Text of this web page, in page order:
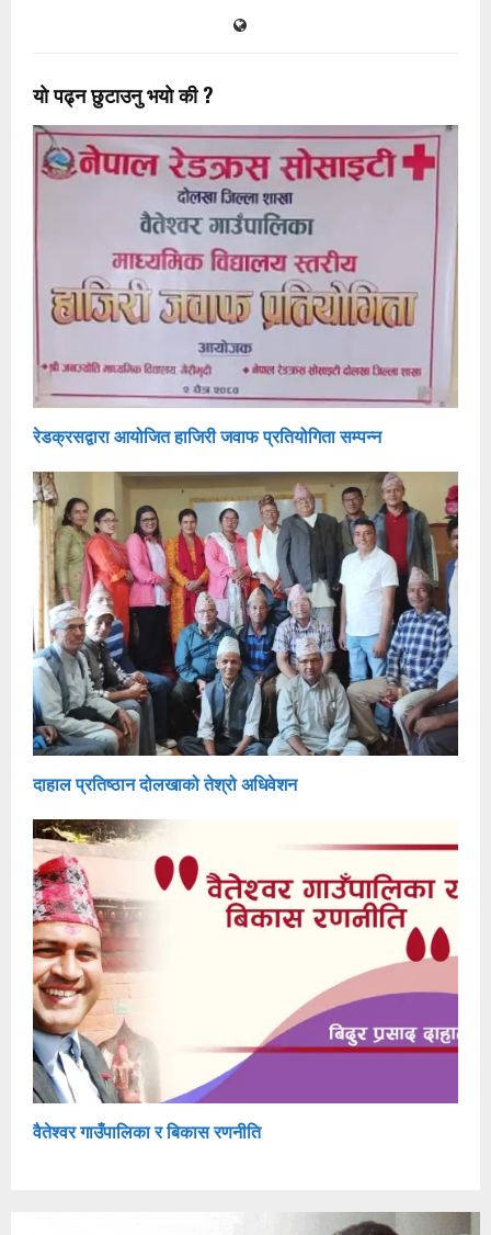
याे पढ्न छुटाउनु भयाे की ?
रेडक्रसद्वारा आयोजित हाजिरी जवाफ प्रतियोगिता सम्पन्न
दाहाल प्रतिष्ठान दोलखाको तेश्रो अधिवेशन
वैतेश्वर गाउँपालिका र बिकास रणनीति